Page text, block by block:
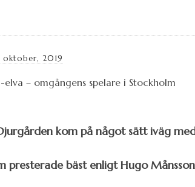
oktober, 2019
kom på något sätt iväg
presterade bäst enligt Hugo